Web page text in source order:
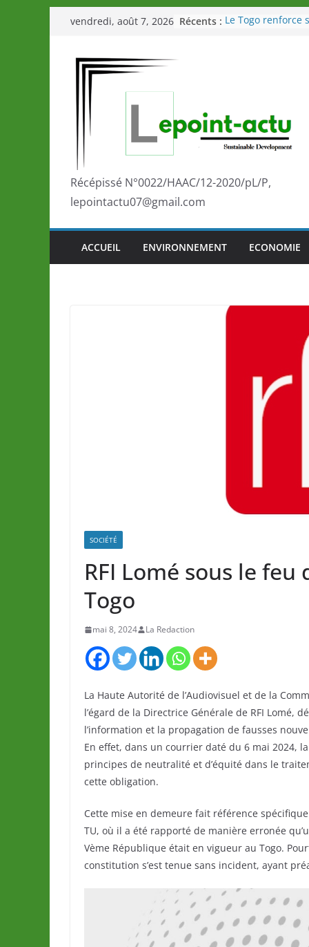
Passer
contenu
vendredi, août 7, 2026 Récents : Le Togo renforce
marque de
la scène
performances de
développement?
Récépissé N°0022/HAAC/12-2020/pL/P,
lepointactu07@gmail.com
ACCUEIL ENVIRONNEMENT ECONOMIE
SOCIÉTÉ
RFI Lomé sous le
Togo
mai 8, 2024 La Redaction
La Haute Autorité de l’Audiovisuel et de la
l’égard de la Directrice Générale de RFI Lomé,
l’information et la propagation de fausses
En effet, dans un courrier daté du 6 mai 2024,
principes de neutralité et d’équité dans le
cette obligation.
Cette mise en demeure fait référence
TU, où il a été rapporté de manière erronée
Vème République était en vigueur au Togo.
constitution s’est tenue sans incident, ayant